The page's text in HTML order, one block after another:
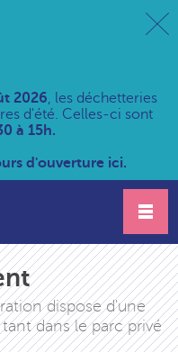
2026, les déchetteries
d'été. Celles-ci sont
à 15h.
d'ouverture ici.
dispose d'une
dans le parc privé